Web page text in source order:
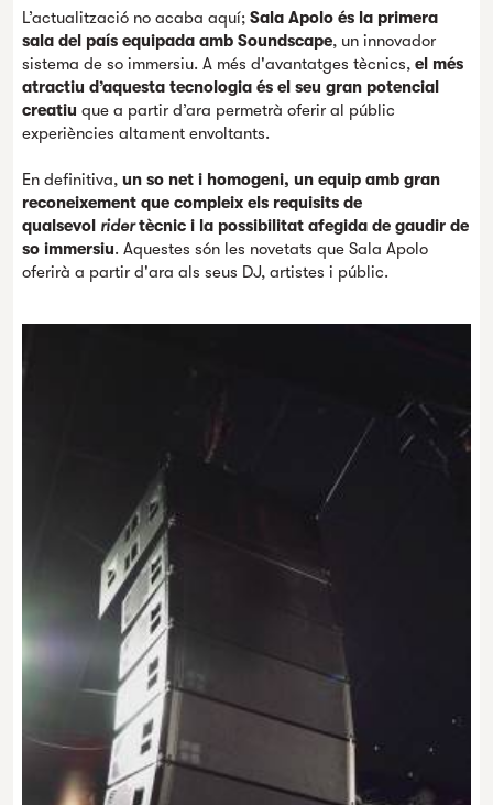
L’actualització no acaba aquí; Sala Apolo és la primera
sala del país equipada amb Soundscape, un innovador
sistema de so immersiu. A més d'avantatges tècnics, el més
atractiu d’aquesta tecnologia és el seu gran potencial
creatiu que a partir d’ara permetrà oferir al públic
experiències altament envoltants.
En definitiva, un so net i homogeni, un equip amb gran
reconeixement que compleix els requisits de
qualsevol ridertècnic i la possibilitat afegida de gaudir de
so immersiu. Aquestes són les novetats que Sala Apolo
oferirà a partir d'ara als seus DJ, artistes i públic.